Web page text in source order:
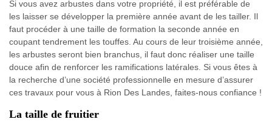
Si vous avez arbustes dans votre propriété, il est préférable de
les laisser se développer la première année avant de les tailler. Il
faut procéder à une taille de formation la seconde année en
coupant tendrement les touffes. Au cours de leur troisième année,
les arbustes seront bien branchus, il faut donc réaliser une taille
douce afin de renforcer les ramifications latérales. Si vous êtes à
la recherche d’une société professionnelle en mesure d’assurer
ces travaux pour vous à Rion Des Landes, faites-nous confiance !
La taille de fruitier